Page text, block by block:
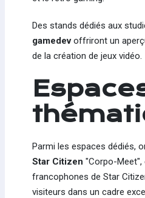
Des stands dédiés aux
gamedevoffriront un
de la création de jeux vidéo.
Parmi les espaces dédiés,
Star Citizen "Corpo-
francophones de Star
visiteurs dans un cadre